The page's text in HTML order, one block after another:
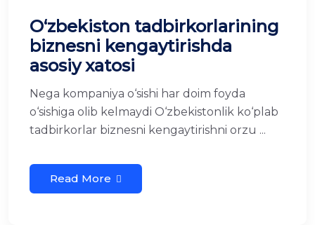
O‘zbekiston tadbirkorlarining
biznesni kengaytirishda
asosiy xatosi
Nega kompaniya o‘sishi har doim foyda
o‘sishiga olib kelmaydi O‘zbekistonlik ko‘plab
tadbirkorlar biznesni kengaytirishni orzu ...
Read More